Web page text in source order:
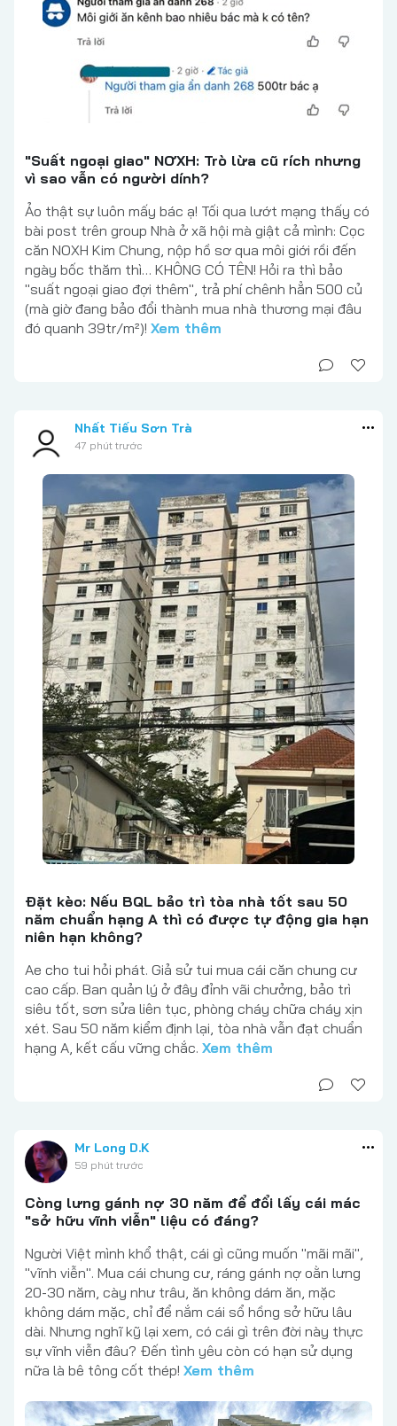
"Suất ngoại giao" NƠXH: Trò lừa cũ rích nhưng
vì sao vẫn có người dính?
Ảo thật sự luôn mấy bác ạ! Tối qua lướt mạng thấy có
bài post trên group Nhà ở xã hội mà giật cả mình: Cọc
căn NOXH Kim Chung, nộp hồ sơ qua môi giới rồi đến
ngày bốc thăm thì… KHÔNG CÓ TÊN! Hỏi ra thì bảo
"suất ngoại giao đợi thêm", trả phí chênh hẳn 500 củ
(mà giờ đang bảo đổi thành mua nhà thương mại đâu
đó quanh 39tr/m²)! Xem thêm
Nhất Tiếu Sơn Trà
47 phút trước
Đặt kèo: Nếu BQL bảo trì tòa nhà tốt sau 50
năm chuẩn hạng A thì có được tự động gia hạn
niên hạn không?
Ae cho tui hỏi phát. Giả sử tui mua cái căn chung cư
cao cấp. Ban quản lý ở đây đỉnh vãi chưởng, bảo trì
siêu tốt, sơn sửa liên tục, phòng cháy chữa cháy xịn
xét. Sau 50 năm kiểm định lại, tòa nhà vẫn đạt chuẩn
hạng A, kết cấu vững chắc. Xem thêm
Mr Long D.K
59 phút trước
Còng lưng gánh nợ 30 năm để đổi lấy cái mác
"sở hữu vĩnh viễn" liệu có đáng?
Người Việt mình khổ thật, cái gì cũng muốn "mãi mãi",
"vĩnh viễn". Mua cái chung cư, ráng gánh nợ oằn lưng
20-30 năm, cày như trâu, ăn không dám ăn, mặc
không dám mặc, chỉ để nắm cái sổ hồng sở hữu lâu
dài. Nhưng nghĩ kỹ lại xem, có cái gì trên đời này thực
sự vĩnh viễn đâu? Đến tình yêu còn có hạn sử dụng
nữa là bê tông cốt thép! Xem thêm